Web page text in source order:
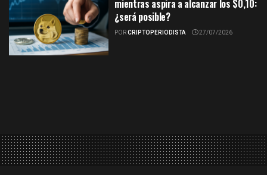
mientras aspira a alcanzar los $0,10:
¿será posible?
PORCRIPTOPERIODISTA 27/07/2026